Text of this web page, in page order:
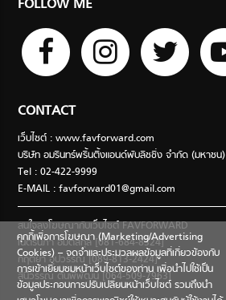
FOLLOW ME
CONTACT
เว็บไซต์ : www.favforward.com
บริษัท อมรินทร์พริ้นติ้งแอนด์พับลิชชิ่ง จำกัด (มหาชน)
Tel : 02-422-9999
E-MAIL :favforward01@gmail.com
สนใจลงโฆษณากับเว็บไซต์ FAVFORWARD
เนตรนภา อมตสกุล [081-684-8324]
กฤตยา อุปวรรณ [089-813-2424]
สินีวรรณ ตันพิพัฒน์ [064-509-7963]
คุกกี้เพื่อการโฆษณา (Marketing/Advertising
Cookies) – จดจำและประมวลผลข้อมูลที่เกี่ยวข้องกับ
การเข้าเยี่ยมชมหน้าเว็บไซต์ของท่าน เพื่อนำไปใช้เป็น
ข้อมูลประกอบการปรับเปลี่ยนหน้าเว็บไซต์ รวมถึงนำ